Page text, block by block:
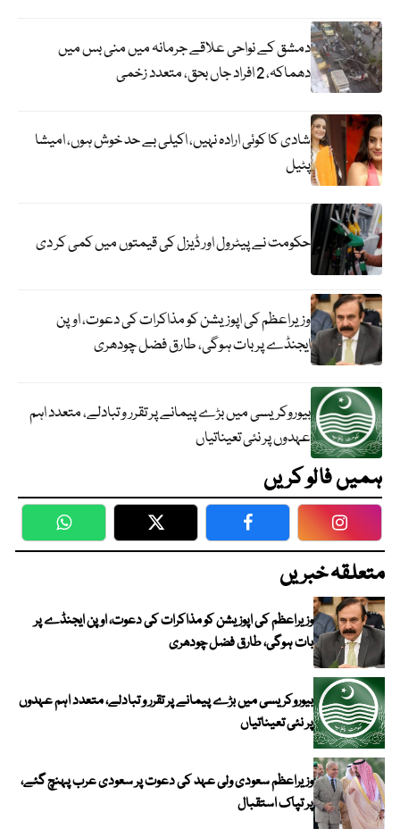
دمشق کے نواحی علاقے جرمانہ میں منی بس میں
دھماکہ، 2 افراد جاں بحق، متعدد زخمی
شادی کا کوئی ارادہ نہیں، اکیلی بے حد خوش ہوں، امیشا
پٹیل
حکومت نے پیٹرول اور ڈیزل کی قیمتوں میں کمی کر دی
وزیراعظم کی اپوزیشن کو مذاکرات کی دعوت، اوپن
ایجنڈے پر بات ہوگی، طارق فضل چودھری
بیوروکریسی میں بڑے پیمانے پر تقرر و تبادلے، متعدد اہم
عہدوں پر نئی تعیناتیاں
ہمیں فالو کریں
WhatsApp Twitter Facebook
متعلقہ خبریں
وزیراعظم کی اپوزیشن کو مذاکرات کی دعوت، اوپن ایجنڈے پر
بات ہوگی، طارق فضل چودھری
بیوروکریسی میں بڑے پیمانے پر تقرر و تبادلے، متعدد اہم عہدوں
پر نئی تعیناتیاں
وزیراعظم سعودی ولی عہد کی دعوت پر سعودی عرب پہنچ گئے،
پر تپاک استقبال